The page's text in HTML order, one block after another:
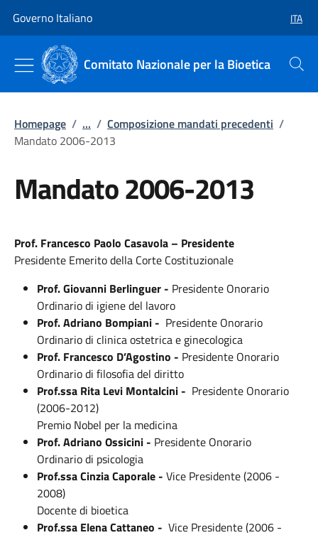
Governo Italiano ITA
Comitato Nazionale per la Bioetica Cerca
Homepage / ... / Composizione mandati precedenti /
Mandato 2006-2013
Mandato 2006-2013
Prof. Francesco Paolo Casavola – Presidente
Presidente Emerito della Corte Costituzionale
Prof. Giovanni Berlinguer - Presidente Onorario
Ordinario di igiene del lavoro
Prof. Adriano Bompiani - Presidente Onorario
Ordinario di clinica ostetrica e ginecologica
Prof. Francesco D’Agostino - Presidente Onorario
Ordinario di filosofia del diritto
Prof.ssa Rita Levi Montalcini - Presidente Onorario
(2006-2012)
Premio Nobel per la medicina
Prof. Adriano Ossicini - Presidente Onorario
Ordinario di psicologia
Prof.ssa Cinzia Caporale - Vice Presidente (2006 -
2008)
Docente di bioetica
Prof.ssa Elena Cattaneo - Vice Presidente (2006 -